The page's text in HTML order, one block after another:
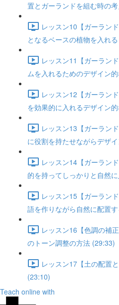
置とガーランドを組む時の
レッスン10【ガーラン
となるベースの植物を入れ
レッスン11【ガーラン
ムを入れるためのデザイン
レッスン12【ガーラン
を効果的に入れるデザイン
レッスン13【ガーラン
に役割を持たせながらデザ
レッスン14【ガーラン
的を持ってしっかりと自然
レッスン15【ガーラン
語を作りながら自然に配置
レッスン16【色調の補
のトーン調整の方法 (29:33)
レッスン17【土の配置
(23:10)
Teach online with